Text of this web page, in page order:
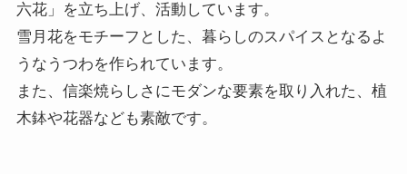
六花」を立ち上げ、活動しています。
雪月花をモチーフとした、暮らしのスパイスとなるよ
うなうつわを作られています。
また、信楽焼らしさにモダンな要素を取り入れた、植
木鉢や花器なども素敵です。